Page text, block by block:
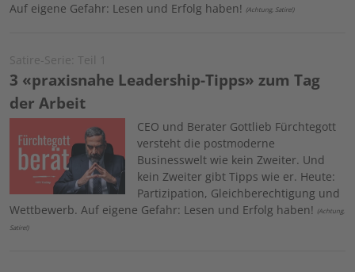
Auf eigene Gefahr: Lesen und Erfolg haben! (Achtung, Satire!)
Satire-Serie: Teil 1
3 «praxisnahe Leadership-Tipps» zum Tag
der Arbeit
CEO und Berater Gottlieb Fürchtegott
versteht die postmoderne
Businesswelt wie kein Zweiter. Und
kein Zweiter gibt Tipps wie er. Heute:
Partizipation, Gleichberechtigung und
Wettbewerb. Auf eigene Gefahr: Lesen und Erfolg haben! (Achtung,
Satire!)